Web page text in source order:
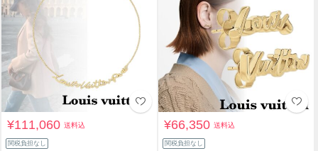
¥111,060送料込
関税負担なし
¥66,350送料込
関税負担なし